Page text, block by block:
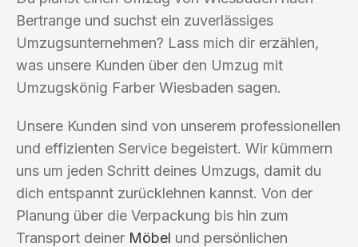
Bertrange und suchst ein zuverlässiges
Umzugsunternehmen? Lass mich dir erzählen,
was unsere Kunden über den Umzug mit
Umzugskönig Farber Wiesbaden sagen.
Unsere Kunden sind von unserem professionellen
und effizienten Service begeistert. Wir kümmern
uns um jeden Schritt deines Umzugs, damit du
dich entspannt zurücklehnen kannst. Von der
Planung über die Verpackung bis hin zum
Transport deiner Möbel und persönlichen